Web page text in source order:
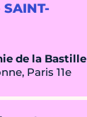
de la Bastille
Paris 11e